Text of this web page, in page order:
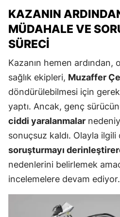
KAZANIN
MÜDAHALE VE
SÜRECI
Kazanın hemen ardından,
sağlık ekipleri, Muzaffer
döndürülebilmesi için
yaptı. Ancak, genç
ciddi yaralanmalar
sonuçsuz kaldı. Olayla ilgili
soruşturmayı
nedenlerini belirlemek
incelemelere devam ediyor.